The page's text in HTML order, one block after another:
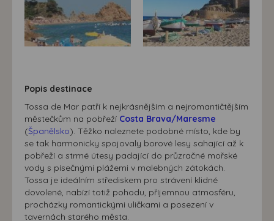
Popis destinace
Tossa de Mar patří k nejkrásnějším a nejromantičtějším
městečkům na pobřeží Costa Brava/Maresme
(Španělsko). Těžko naleznete podobné místo, kde by
se tak harmonicky spojovaly borové lesy sahající až k
pobřeží a strmé útesy padající do průzračné mořské
vody s písečnými plážemi v malebných zátokách.
Tossa je ideálním střediskem pro strávení klidné
dovolené, nabízí totiž pohodu, příjemnou atmosféru,
procházky romantickými uličkami a posezení v
tavernách starého města.